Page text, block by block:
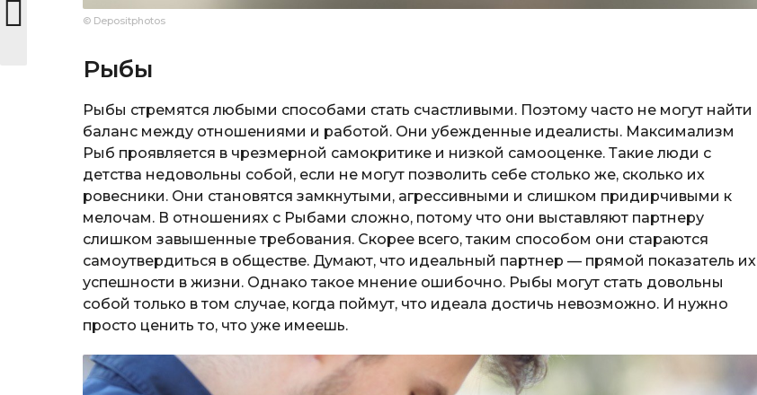
© Depositphotos
Рыбы
Рыбы стремятся любыми способами стать счастливыми. Поэтому часто не могут найти
баланс между отношениями и работой. Они убежденные идеалисты. Максимализм
Рыб проявляется в чрезмерной самокритике и низкой самооценке. Такие люди с
детства недовольны собой, если не могут позволить себе столько же, сколько их
ровесники. Они становятся замкнутыми, агрессивными и слишком придирчивыми к
мелочам. В отношениях с Рыбами сложно, потому что они выставляют партнеру
слишком завышенные требования. Скорее всего, таким способом они стараются
самоутвердиться в обществе. Думают, что идеальный партнер — прямой показатель их
успешности в жизни. Однако такое мнение ошибочно. Рыбы могут стать довольны
собой только в том случае, когда поймут, что идеала достичь невозможно. И нужно
просто ценить то, что уже имеешь.